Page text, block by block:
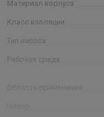
- температура
Максимальное рабочее
Материал корпуса
Класс изоляции
Тип насоса
Рабочая среда